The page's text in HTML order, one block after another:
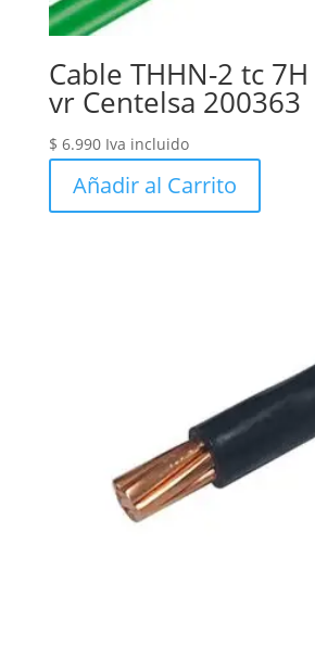
Cable THHN-2 tc
vr Centelsa 200363
$ 6.990 Iva incluido
Añadir al Carrito